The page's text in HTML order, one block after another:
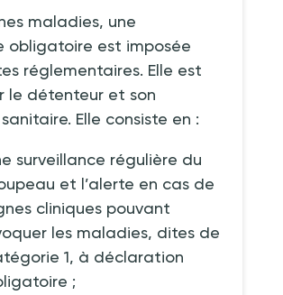
maladies, une
obligatoire est imposée
réglementaires. Elle est
le détenteur et son
Elle consiste en :
surveillance régulière du
et l’alerte en cas de
cliniques pouvant
les maladies, dites de
1, à déclaration
;